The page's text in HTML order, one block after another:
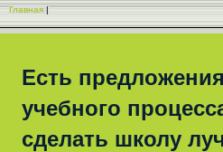
Главная |
Есть
учебного
сделать школу